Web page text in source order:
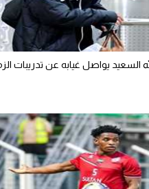
السعيد يواصل غيابه عن تدريبات